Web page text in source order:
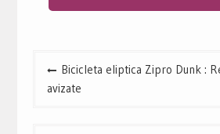
Navigare
Bicicleta eliptica Zipro Dunk :
avizate